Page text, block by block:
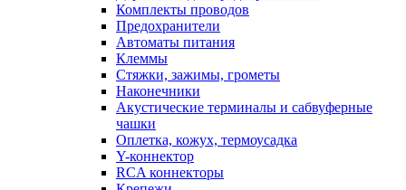
Комплекты проводов
Предохранители
Автоматы питания
Клеммы
Стяжки, зажимы, грометы
Наконечники
Акустические терминалы и сабвуферные
чашки
Оплетка, кожух, термоусадка
Y-коннектор
RCA коннекторы